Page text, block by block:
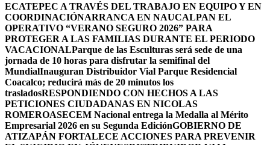
ECATEPEC A TRAVÉS DEL TRABAJO EN EQUIPO Y EN
COORDINACIÓNARRANCA EN NAUCALPAN EL
OPERATIVO “VERANO SEGURO 2026” PARA
PROTEGER A LAS FAMILIAS DURANTE EL PERIODO
VACACIONALParque de las Esculturas será sede de una
jornada de 10 horas para disfrutar la semifinal del
MundialInauguran Distribuidor Vial Parque Residencial
Coacalco; reducirá más de 20 minutos los
trasladosRESPONDIENDO CON HECHOS A LAS
PETICIONES CIUDADANAS EN NICOLAS
ROMEROASECEM Nacional entrega la Medalla al Mérito
Empresarial 2026 en su Segunda EdiciónGOBIERNO DE
ATIZAPÁN FORTALECE ACCIONES PARA PREVENIR